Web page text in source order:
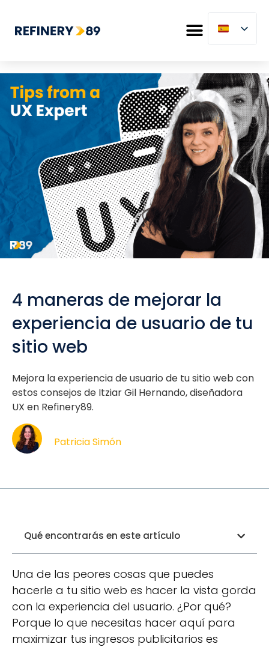
4 maneras de mejorar la
experiencia de usuario de tu
sitio web
Mejora la experiencia de usuario de tu sitio web con
estos consejos de Itziar Gil Hernando, diseñadora
UX en Refinery89.
Patricia Simón
Qué encontrarás en este artículo
Una de las peores cosas que puedes
hacerle a tu sitio web es hacer la vista gorda
con la experiencia del usuario. ¿Por qué?
Porque lo que necesitas hacer aquí para
maximizar tus ingresos publicitarios es